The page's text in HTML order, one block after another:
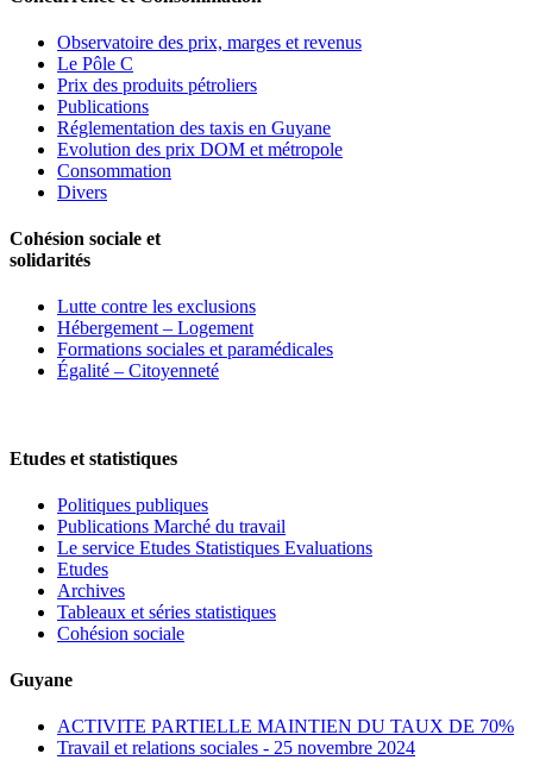
Observatoire des prix, marges et revenus
Le Pôle C
Prix des produits pétroliers
Publications
Réglementation des taxis en Guyane
Evolution des prix DOM et métropole
Consommation
Divers
Cohésion sociale et
solidarités
Lutte contre les exclusions
Hébergement – Logement
Formations sociales et paramédicales
Égalité – Citoyenneté
Etudes et statistiques
Politiques publiques
Publications Marché du travail
Le service Etudes Statistiques Evaluations
Etudes
Archives
Tableaux et séries statistiques
Cohésion sociale
Guyane
ACTIVITE PARTIELLE MAINTIEN DU TAUX DE 70%
Travail et relations sociales - 25 novembre 2024